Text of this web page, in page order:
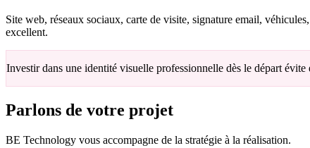
Site web, réseaux sociaux, carte de visite, signature email,
excellent.
Investir dans une identité visuelle professionnelle dès le départ
Parlons de votre projet
BE Technology vous accompagne de la stratégie à la réalisation.